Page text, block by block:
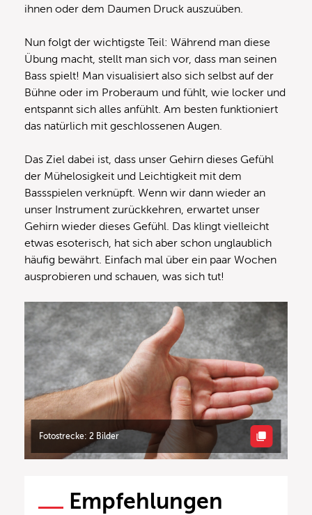
ihnen oder dem Daumen Druck auszuüben.
Nun folgt der wichtigste Teil: Während man diese
Übung macht, stellt man sich vor, dass man seinen
Bass spielt! Man visualisiert also sich selbst auf der
Bühne oder im Proberaum und fühlt, wie locker und
entspannt sich alles anfühlt. Am besten funktioniert
das natürlich mit geschlossenen Augen.
Das Ziel dabei ist, dass unser Gehirn dieses Gefühl
der Mühelosigkeit und Leichtigkeit mit dem
Bassspielen verknüpft. Wenn wir dann wieder an
unser Instrument zurückkehren, erwartet unser
Gehirn wieder dieses Gefühl. Das klingt vielleicht
etwas esoterisch, hat sich aber schon unglaublich
häufig bewährt. Einfach mal über ein paar Wochen
ausprobieren und schauen, was sich tut!
Fotostrecke: 2 Bilder
Empfehlungen